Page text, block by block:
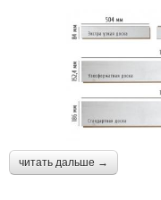
читать дальше →